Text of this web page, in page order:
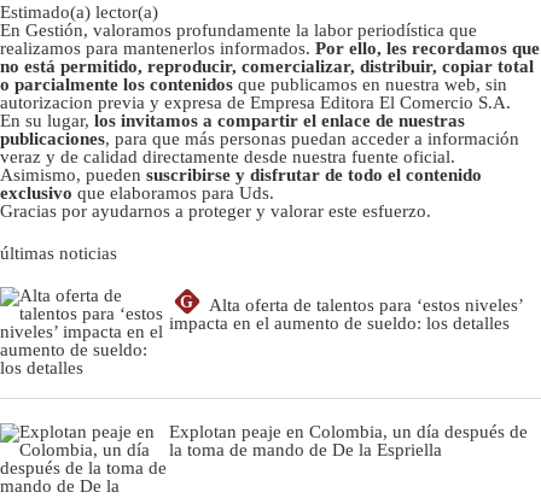
Estimado(a) lector(a)
En Gestión, valoramos profundamente la labor periodística que
realizamos para mantenerlos informados. Por ello, les recordamos que
no está permitido, reproducir, comercializar, distribuir, copiar total
o parcialmente los contenidos que publicamos en nuestra web, sin
autorizacion previa y expresa de Empresa Editora El Comercio S.A.
En su lugar, los invitamos a compartir el enlace de nuestras
publicaciones, para que más personas puedan acceder a información
veraz y de calidad directamente desde nuestra fuente oficial.
Asimismo, pueden suscribirse y disfrutar de todo el contenido
exclusivo que elaboramos para Uds.
Gracias por ayudarnos a proteger y valorar este esfuerzo.
últimas noticias
G
Alta oferta de talentos para ‘estos niveles’
impacta en el aumento de sueldo: los detalles
Explotan peaje en Colombia, un día después de
la toma de mando de De la Espriella